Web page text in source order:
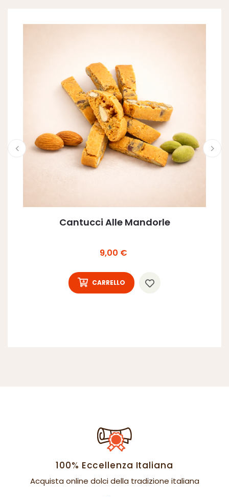
Cantucci Alle Mandorle
Prezzo
9,00 €
CARRELLO
100% Eccellenza Italiana
Acquista online dolci della tradizione italiana